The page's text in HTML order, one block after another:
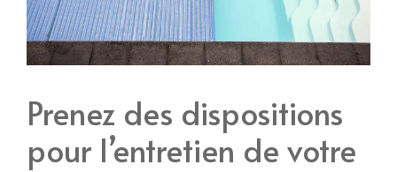
Prenez des dispositions
pour l’entretien de votre